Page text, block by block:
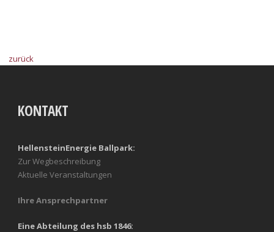
zurück
KONTAKT
HellensteinEnergie Ballpark:
Zur Wegbeschreibung
Aktuelle Veranstaltungen
Ihre Ansprechpartner
Eine Abteilung des hsb 1846: